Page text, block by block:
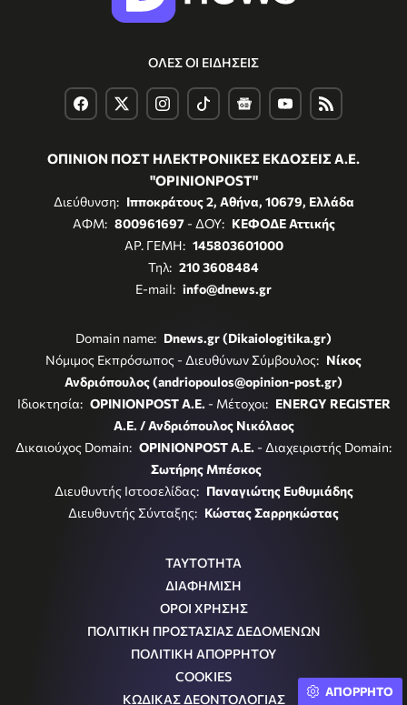
ΟΛΕΣ ΟΙ ΕΙΔΗΣΕΙΣ
ΟΠΙΝΙΟΝ ΠΟΣΤ ΗΛΕΚΤΡΟΝΙΚΕΣ ΕΚΔΟΣΕΙΣ Α.Ε.
"OPINIONPOST"
Διεύθυνση: Ιπποκράτους 2, Αθήνα, 10679, Ελλάδα
ΑΦΜ: 800961697- ΔΟΥ: ΚΕΦΟΔΕ Αττικής
ΑΡ. ΓΕΜΗ: 145803601000
Τηλ: 210 3608484
E-mail: info@dnews.gr
Domain name: Dnews.gr (Dikaiologitika.gr)
Νόμιμος Εκπρόσωπος - Διευθύνων Σύμβουλος: Νίκος
Ανδριόπουλος (andriopoulos@opinion-post.gr)
Ιδιοκτησία: OPINIONPOST A.E. - Μέτοχοι: ENERGY REGISTER
Α.Ε. / Ανδριόπουλος Νικόλαος
Δικαιούχος Domain: OPINIONPOST A.E. - Διαχειριστής Domain:
Σωτήρης Μπέσκος
Διευθυντής Ιστοσελίδας: Παναγιώτης Ευθυμιάδης
Διευθυντής Σύνταξης: Κώστας Σαρρηκώστας
ΤΑΥΤΟΤΗΤΑ
ΔΙΑΦΗΜΙΣΗ
ΟΡΟΙ ΧΡΗΣΗΣ
ΠΟΛΙΤΙΚΗ ΠΡΟΣΤΑΣΙΑΣ ΔΕΔΟΜΕΝΩΝ
ΠΟΛΙΤΙΚΗ ΑΠΟΡΡΗΤΟΥ
COOKIES
ΚΩΔΙΚΑΣ ΔΕΟΝΤΟΛΟΓΙΑΣ
ΑΠΟΡΡΗΤΟ